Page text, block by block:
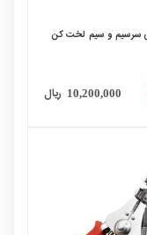
سرسیم و سیم لخت کن
10,200,000 ریال